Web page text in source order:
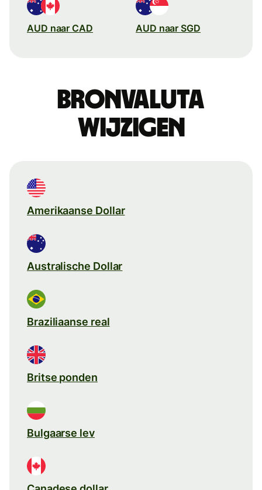
AUD naar CAD AUD naar SGD
Bronvaluta
wijzigen
Amerikaanse Dollar
Australische Dollar
Braziliaanse real
Britse ponden
Bulgaarse lev